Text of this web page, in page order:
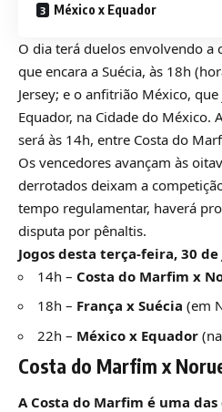
México x Equador
O dia terá duelos envolvendo a
que encara a Suécia, às 18h
Jersey; e o anfitrião México,
Equador, na Cidade do
será às 14h, entre Costa do
Os vencedores avançam às
derrotados deixam a
tempo regulamentar, haverá
disputa por pênaltis.
Jogos desta terça-feira, 30
14h – Costa do Marfim x
18h – França x Suécia (em
22h – México x Equador
Costa do Marfim x
A Costa do Marfim é uma